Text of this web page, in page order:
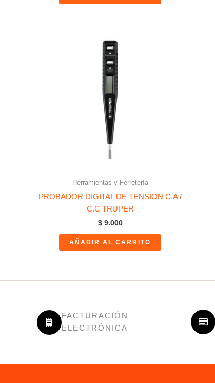
Herramientas y Ferretería
PROBADOR DIGITAL DE TENSION C.A /
C.C TRUPER
$9.000
AÑADIR AL CARRITO
FACTURACIÓN
ELECTRÓNICA